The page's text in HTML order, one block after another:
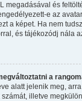
megadásával és
e az
a képet. Ha nem
és tájékozódj nála
a
alatt jelenik meg,
illetve